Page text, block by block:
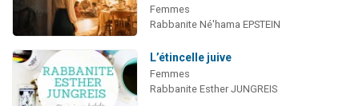
Femmes
Rabbanite Né'hama EPSTEIN
L’étincelle juive
Femmes
Rabbanite Esther JUNGREIS